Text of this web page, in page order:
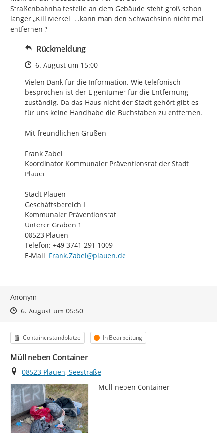
Straßenbahnhaltestelle an dem Gebäude steht groß schon
länger ,,Kill Merkel  ...kann man den Schwachsinn nicht mal
entfernen ?
Rückmeldung
Zeitpunkt des Erstellens
6. August um 15:00
Vielen Dank für die Information. Wie telefonisch
besprochen ist der Eigentümer für die Entfernung
zuständig. Da das Haus nicht der Stadt gehört gibt es
für uns keine Handhabe die Buchstaben zu entfernen.
Mit freundlichen Grüßen
Frank Zabel
Koordinator Kommunaler Präventionsrat der Stadt
Plauen
Stadt Plauen
Geschäftsbereich I
Kommunaler Präventionsrat
Unterer Graben 1
08523 Plauen
Telefon: +49 3741 291 1009
E-Mail: Frank.Zabel@plauen.de
Anonym
Zeitpunkt des Erstellens
Zeitpunkt des Erstellens
6. August um 05:50Zur Äußerung
Kategorie
Containerstandplätze Status
In Bearbeitung
Müll neben Container
Ort
08523 Plauen, Seestraße
Müll neben Container